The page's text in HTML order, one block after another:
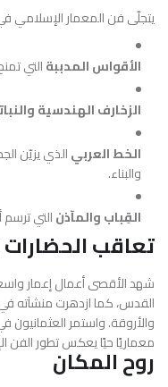
يتجلّى فن المعمار الإسلامي
الأقواس المدببةالتي
الزخارف الهندسية
الخط العربيالذي يزيّن
والبناء.
القِباب والمآذنالتي
تعاقب
شهد الأقصى أعمال إعمار
القدس، كما ازدهرت منشآته
والأروقة. واستمر
معماريًا حيًا يعكس تطور الفن
روح المكان